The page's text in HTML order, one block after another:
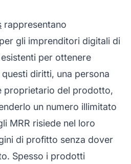
rappresentano
gli imprenditori digitali di
per ottenere
diritti, una persona
proprietario del prodotto,
un numero illimitato
MRR risiede nel loro
di profitto senza dover
Spesso i prodotti